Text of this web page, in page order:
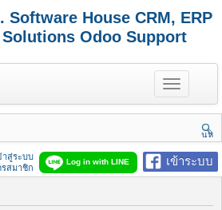
Software House CRM, ERP
Solutions Odoo Support
T
o
g
e
n
a
v
g
นห
า
เข้าระบบ
Log in with LINE
าสู่ระบบ
สมาชิก